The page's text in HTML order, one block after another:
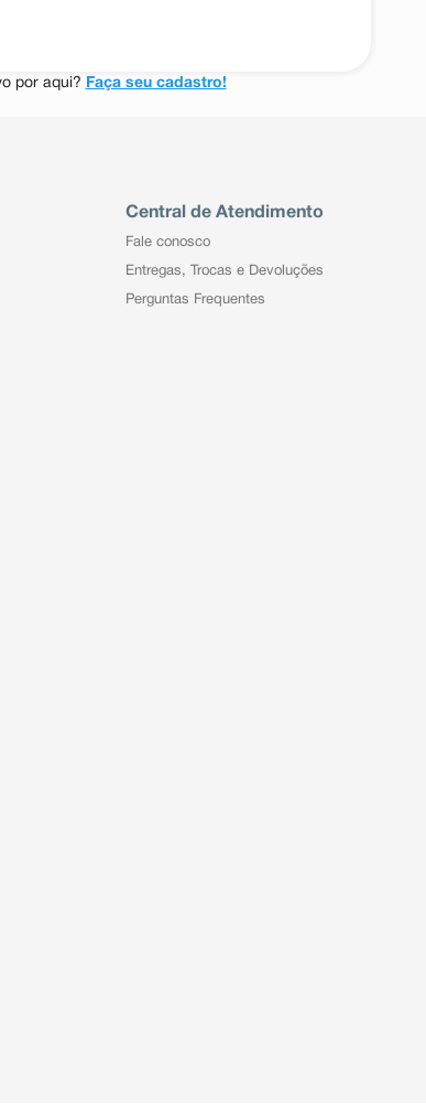
Central de Atendimento
Fale conosco
Entregas, Trocas e Devoluções
Perguntas Frequentes